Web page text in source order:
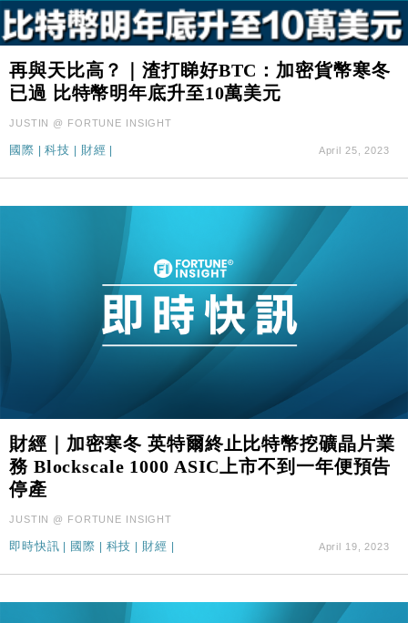
13:44
財經｜內地7月美元計價出口增近24%勝預期 貿易順
差達1125億美元
日圓干預創新高
11:12
國際｜特朗普料美伊戰事快結束 承認部分彈藥庫存緊
張
15:59
財經｜SA售股自救後再出手 斥4億美元押注未上市公
再與天比高？｜渣打睇好BTC：加密貨幣寒冬
已過 比特幣明年底升至10萬美元
JUSTIN @ FORTUNE INSIGHT
國際 |科技 | 財經 | April 25, 2023
財經｜加密寒冬 英特爾終止比特幣挖礦晶片業
務 Blockscale 1000 ASIC上市不到一年便預告
停產
JUSTIN @ FORTUNE INSIGHT
即時快訊 國際 科技 財經 April 19, 2023